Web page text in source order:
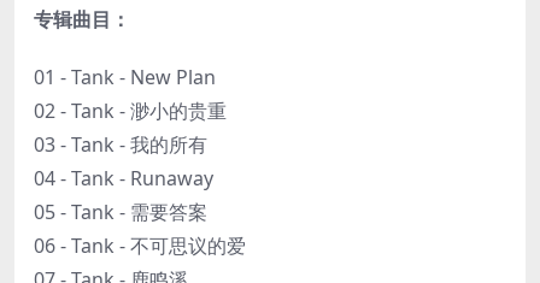
专辑曲目：
01 - Tank - New Plan
02 - Tank - 渺小的贵重
03 - Tank - 我的所有
04 - Tank - Runaway
05 - Tank - 需要答案
06 - Tank - 不可思议的爱